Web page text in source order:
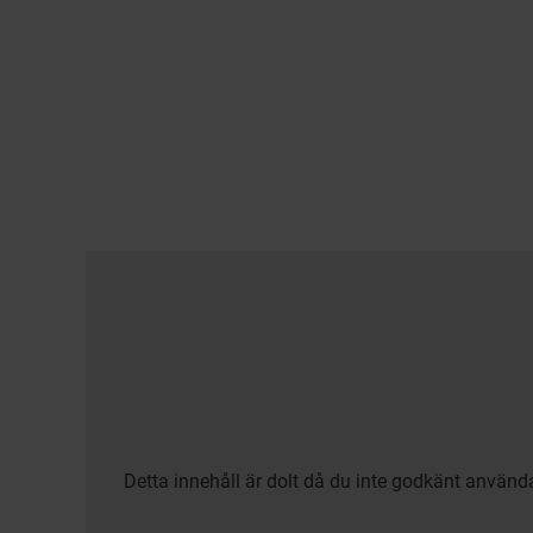
Detta innehåll är dolt då du inte godkänt